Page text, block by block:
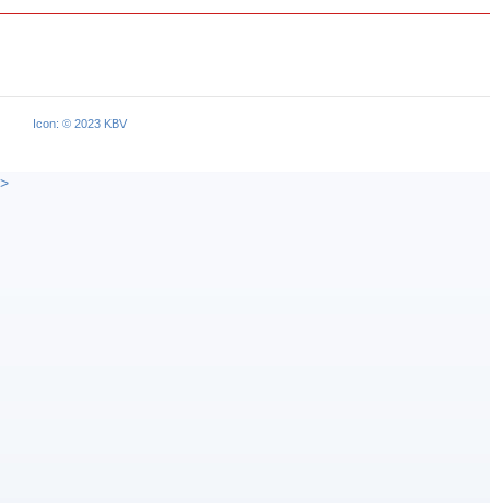
Icon: © 2023 KBV
>